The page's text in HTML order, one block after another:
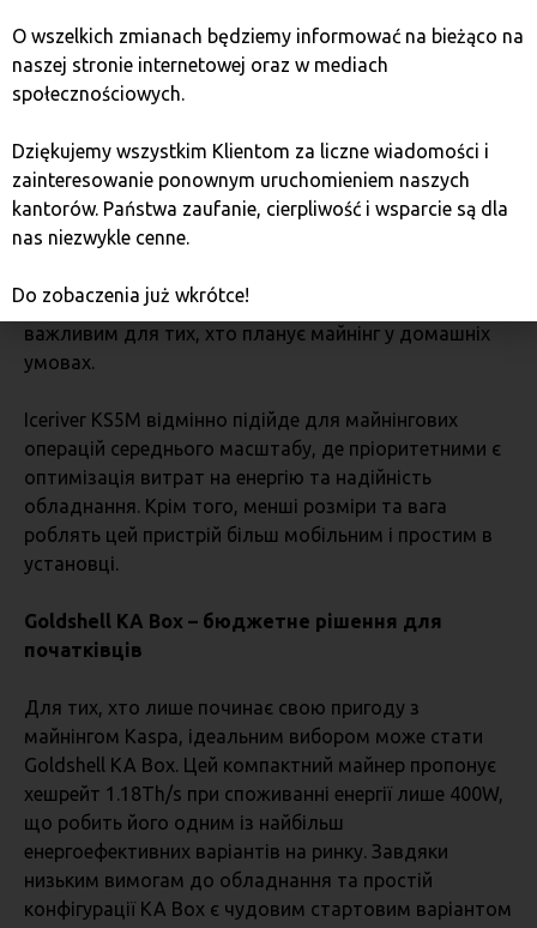
Iceriver KS5M – надійна альтернатива для
вимогливих користувачів
все ж шукаєте продуктивний майнер, варто
розглянути Iceriver KS5M. Ця модель пропонує
хешрейт на рівні 15Th/s при споживанні енергії
3400W. Хоча енергоефективність (226.67j/Th) дещо
конструкцією і тихішою роботою, що може бути
важливим для тих, хто планує майнінг у домашніх
умовах.
Iceriver KS5M відмінно підійде для майнінгових
операцій середнього масштабу, де пріоритетними є
оптимізація витрат на енергію та надійність
обладнання. Крім того, менші розміри та вага
роблять цей пристрій більш мобільним і простим в
установці.
Goldshell KA Box – бюджетне рішення для
початківців
Для тих, хто лише починає свою пригоду з
майнінгом Kaspa, ідеальним вибором може стати
Goldshell KA Box. Цей компактний майнер пропонує
хешрейт 1.18Th/s при споживанні енергії лише 400W,
що робить його одним із найбільш
енергоефективних варіантів на ринку. Завдяки
низьким вимогам до обладнання та простій
конфігурації KA Box є чудовим стартовим варіантом
O wszelkich zmianach będziemy informować na bieżąco na
naszej stronie internetowej oraz w mediach
społecznościowych.
Dziękujemy wszystkim Klientom za liczne wiadomości i
zainteresowanie ponownym uruchomieniem naszych
kantorów. Państwa zaufanie, cierpliwość i wsparcie są dla
nas niezwykle cenne.
Do zobaczenia już wkrótce!